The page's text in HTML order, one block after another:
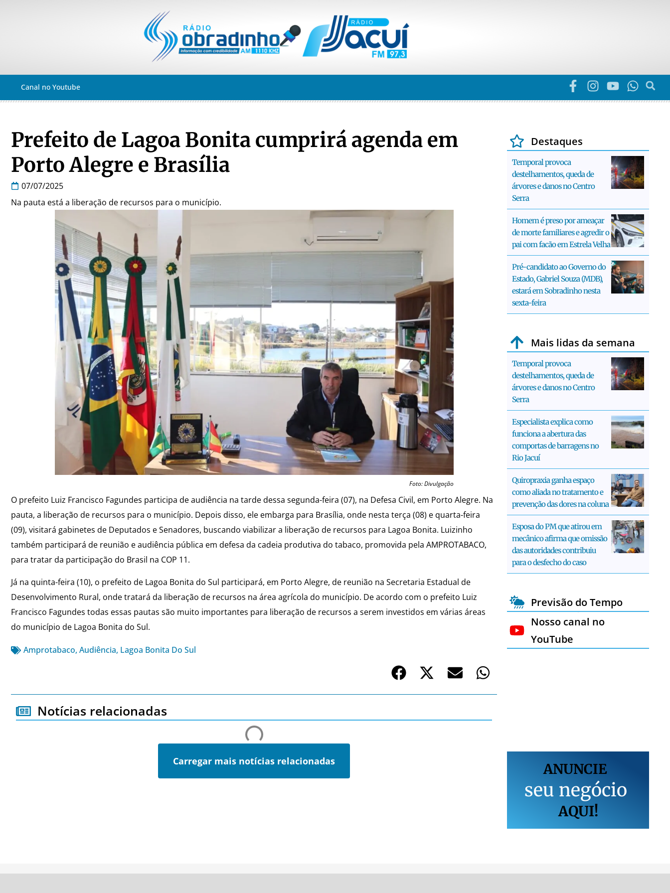
Canal no Youtube
Prefeito de Lagoa Bonita cumprirá agenda em
Porto Alegre e Brasília
07/07/2025
Na pauta está a liberação de recursos para o município.
Foto: Divulgação
O prefeito Luiz Francisco Fagundes participa de audiência na tarde dessa segunda-feira (07), na Defesa Civil, em Porto Alegre. Na
pauta, a liberação de recursos para o município. Depois disso, ele embarga para Brasília, onde nesta terça (08) e quarta-feira
(09), visitará gabinetes de Deputados e Senadores, buscando viabilizar a liberação de recursos para Lagoa Bonita. Luizinho
também participará de reunião e audiência pública em defesa da cadeia produtiva do tabaco, promovida pela AMPROTABACO,
para tratar da participação do Brasil na COP 11.
Já na quinta-feira (10), o prefeito de Lagoa Bonita do Sul participará, em Porto Alegre, de reunião na Secretaria Estadual de
Desenvolvimento Rural, onde tratará da liberação de recursos na área agrícola do município. De acordo com o prefeito Luiz
Francisco Fagundes todas essas pautas são muito importantes para liberação de recursos a serem investidos em várias áreas
do município de Lagoa Bonita do Sul.
Amprotabaco, Audiência, Lagoa Bonita Do Sul
Notícias relacionadas
Carregar mais notícias relacionadas
Destaques
Temporal provoca
destelhamentos, queda de
árvores e danos no Centro
Serra
Homem é preso por ameaçar
de morte familiares e agredir o
pai com facão em Estrela Velha
Pré-candidato ao Governo do
Estado, Gabriel Souza (MDB),
estará em Sobradinho nesta
sexta-feira
Mais lidas da semana
Temporal provoca
destelhamentos, queda de
árvores e danos no Centro
Serra
Especialista explica como
funciona a abertura das
comportas de barragens no
Rio Jacuí
Quiropraxia ganha espaço
como aliada no tratamento e
prevenção das dores na coluna
Esposa do PM que atirou em
mecânico afirma que omissão
das autoridades contribuiu
para o desfecho do caso
Previsão do Tempo
Nosso canal no
YouTube
ANUNCIE
seu negócio
AQUI!